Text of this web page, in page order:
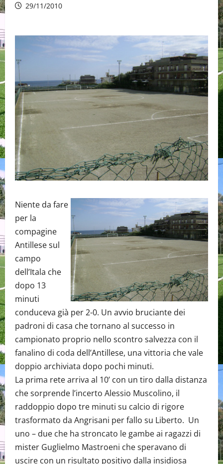
29/11/2010
Niente da fare
per la
compagine
Antillese sul
campo
dell’Itala che
dopo 13
minuti
conduceva già per 2-0. Un avvio bruciante dei
padroni di casa che tornano al successo in
campionato proprio nello scontro salvezza con il
fanalino di coda dell’Antillese, una vittoria che vale
doppio archiviata dopo pochi minuti.
La prima rete arriva al 10’ con un tiro dalla distanza
che sorprende l’incerto Alessio Muscolino, il
raddoppio dopo tre minuti su calcio di rigore
trasformato da Angrisani per fallo su Liberto. Un
uno – due che ha stroncato le gambe ai ragazzi di
mister Guglielmo Mastroeni che speravano di
uscire con un risultato positivo dalla insidiosa